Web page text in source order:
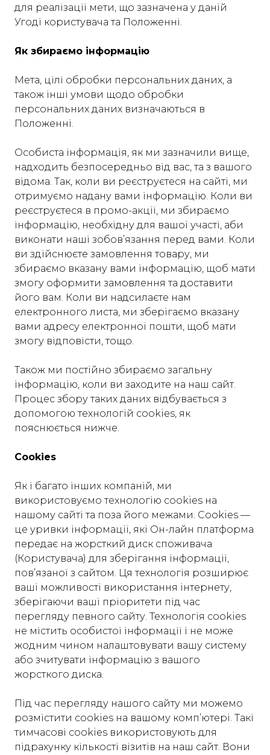
для реалізації мети, що зазначена у даній
Угоді користувача та Положенні.
Як збираємо інформацію
Мета, цілі обробки персональних даних, а
також інші умови щодо обробки
персональних даних визначаються в
Положенні.
Особиста інформація, як ми зазначили вище,
надходить безпосередньо від вас, та з вашого
відома. Так, коли ви реєструєтеся на сайті, ми
отримуємо надану вами інформацію. Коли ви
реєструєтеся в промо-акції, ми збираємо
інформацію, необхідну для вашої участі, аби
виконати наші зобов’язання перед вами. Коли
ви здійснюєте замовлення товару, ми
збираємо вказану вами інформацію, щоб мати
змогу оформити замовлення та доставити
його вам. Коли ви надсилаєте нам
електронного листа, ми зберігаємо вказану
вами адресу електронної пошти, щоб мати
змогу відповісти, тощо.
Також ми постійно збираємо загальну
інформацію, коли ви заходите на наш сайт.
Процес збору таких даних відбувається з
допомогою технологій cookies, як
пояснюється нижче.
Cookies
Як і багато інших компаній, ми
використовуємо технологію cookies на
нашому сайті та поза його межами. Cookies —
це уривки інформації, які Он-лайн платформа
передає на жорсткий диск споживача
(Користувача) для зберігання інформації,
пов’язаної з сайтом. Ця технологія розширює
ваші можливості використання інтернету,
зберігаючи ваші пріоритети під час
перегляду певного сайту. Технологія cookies
не містить особистої інформації і не може
жодним чином налаштовувати вашу систему
або зчитувати інформацію з вашого
жорсткого диска.
Під час перегляду нашого сайту ми можемо
розмістити cookies на вашому комп’ютері. Такі
тимчасові cookies використовують для
підрахунку кількості візитів на наш сайт. Вони